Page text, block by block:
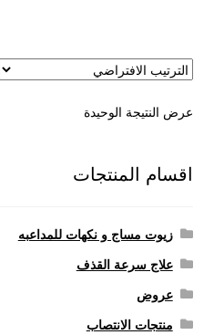
علاج سرعة القذف
كاندم سيليكون
لانجيري مثير
منتجات خاصة بالزوج
منتجات خاصة بالزوجة
عرض النتيجة الوحيدة
اقسام المنتجات
زيوت مساج و نكهات للمداعبه
علاج سرعة القذف
عروض
منتجات الانتصاب